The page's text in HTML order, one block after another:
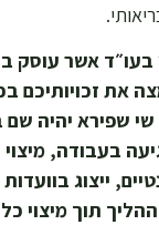
בעו״ד אשר עוסק
את זכויותיכם
שי שפירא יהיה
בעבודה, מיצוי
ייצוג
תוך מיצוי כל